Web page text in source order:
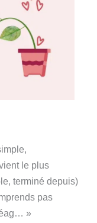
le plus
terminé depuis)
pas
»